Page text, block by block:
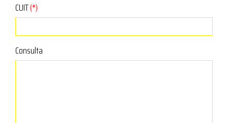
CUIT(*)
Consulta